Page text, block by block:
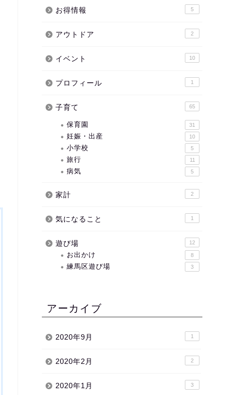
お得情報 5
アウトドア 2
イベント 10
プロフィール 1
子育て 65
保育園 31
妊娠・出産 10
小学校 5
旅行 11
病気 5
家計 2
気になること 1
遊び場 12
お出かけ 8
練馬区遊び場 3
アーカイブ
2020年9月 1
2020年2月 2
2020年1月 3